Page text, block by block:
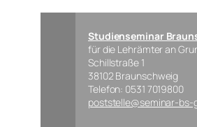
Studienseminar
für die Lehrämter an
Schillstraße 1
38102 Braunschweig
Telefon: 0531 7019800
poststelle@seminar-